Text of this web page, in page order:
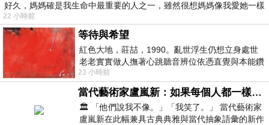
好久，媽媽確是我生命中最重要的人之一，雖然很想媽媽像我愛她一樣
22 小時前
等待與希望
紅色大地，莊喆，1990。亂世浮生仍想立身處世
老老實實做人撫著心跳聽音辨位依憑直覺與本能鑽
向裂隙的亮處探索另一個心聲另一個共鳴的
23 小時前
當代藝術家盧嵐新：如果每個人都一樣，這世界該有多無聊？
🏛️ 「他們說我不像。」「我笑了。」 當代藝術家
盧嵐新在此幅兼具古典典雅與當代抽象語彙的新作